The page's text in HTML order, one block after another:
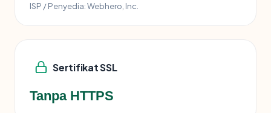
ISP / Penyedia:Webhero, Inc.
Sertifikat SSL
Tanpa HTTPS